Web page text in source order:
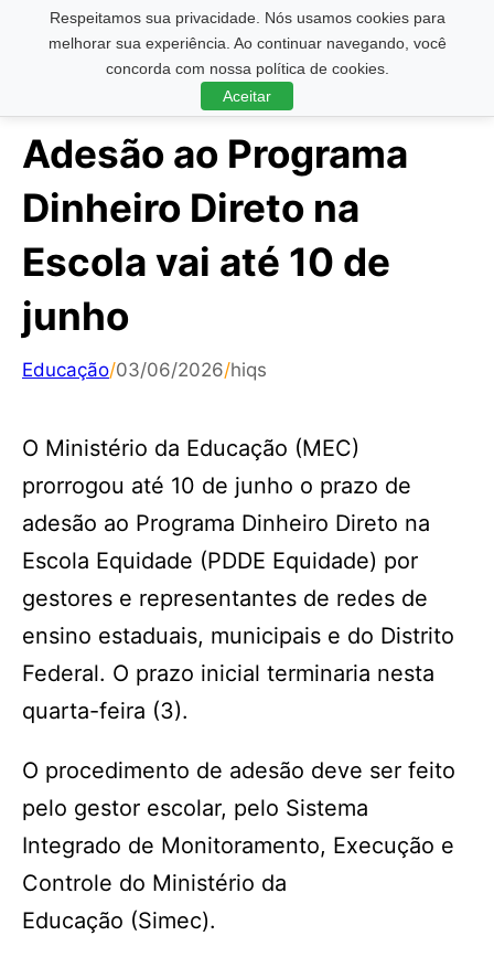
Respeitamos sua privacidade. Nós usamos cookies para
melhorar sua experiência. Ao continuar navegando, você
concorda com nossa política de cookies.
Aceitar
Pesquisar ...
Adesão ao Programa
Dinheiro Direto na
Escola vai até 10 de
junho
Educação/03/06/2026/hiqs
O Ministério da Educação (MEC)
prorrogou até 10 de junho o prazo de
adesão ao Programa Dinheiro Direto na
Escola Equidade (PDDE Equidade) por
gestores e representantes de redes de
ensino estaduais, municipais e do Distrito
Federal. O prazo inicial terminaria nesta
quarta-feira (3).
O procedimento de adesão deve ser feito
pelo gestor escolar, pelo Sistema
Integrado de Monitoramento, Execução e
Controle do Ministério da
Educação (Simec).